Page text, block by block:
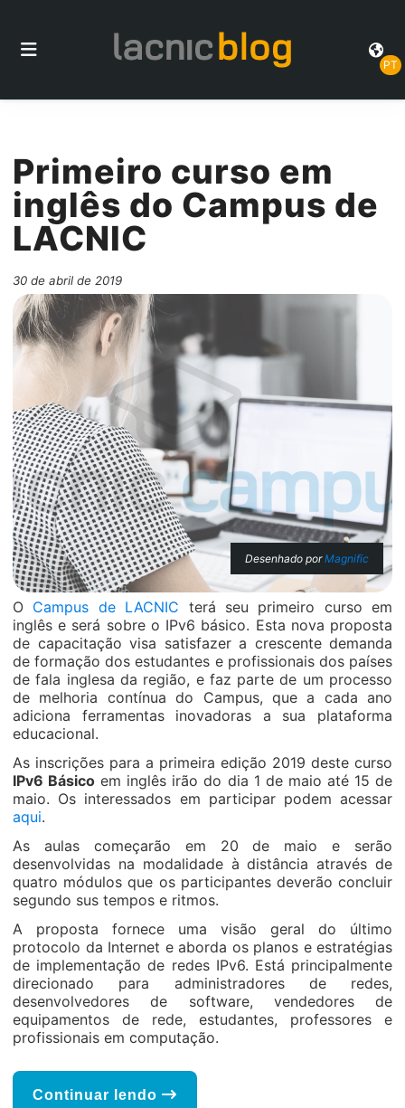
PT
Primeiro curso em
inglês do Campus de
LACNIC
30 de abril de 2019
Desenhado porMagnific
O Campus de LACNIC terá seu primeiro curso em
inglês e será sobre o IPv6 básico. Esta nova proposta
de capacitação visa satisfazer a crescente demanda
de formação dos estudantes e profissionais dos países
de fala inglesa da região, e faz parte de um processo
de melhoria contínua do Campus, que a cada ano
adiciona ferramentas inovadoras a sua plataforma
educacional.
As inscrições para a primeira edição 2019 deste curso
IPv6 Básico em inglês irão do dia 1 de maio até 15 de
maio. Os interessados em participar podem acessar
aqui.
As aulas começarão em 20 de maio e serão
desenvolvidas na modalidade à distância através de
quatro módulos que os participantes deverão concluir
segundo sus tempos e ritmos.
A proposta fornece uma visão geral do último
protocolo da Internet e aborda os planos e estratégias
de implementação de redes IPv6. Está principalmente
direcionado para administradores de redes,
desenvolvedores de software, vendedores de
equipamentos de rede, estudantes, professores e
profissionais em computação.
Continuar lendo